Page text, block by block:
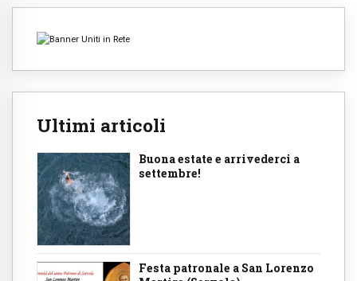
Ultimi articoli
Buona estate e arrivederci a
settembre!
Festa patronale a San Lorenzo